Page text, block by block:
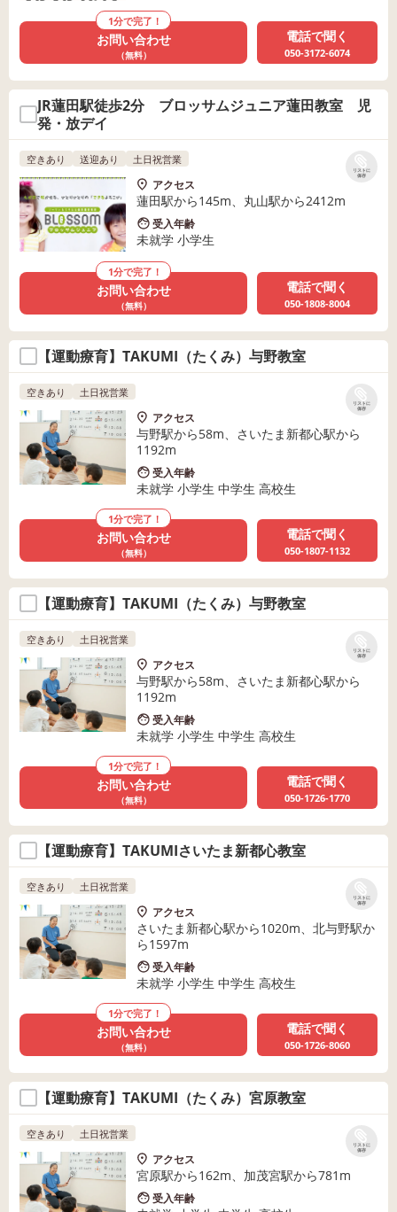
1分で完了！
お問い合わせ
（無料）
電話で聞く
050-3172-6074
JR蓮田駅徒歩2分 ブロッサムジュニア蓮田教室 児
発・放デイ
リストに
保存
空きあり 送迎あり 土日祝営業
アクセス
蓮田駅から145m、丸山駅から2412m
受入年齢
未就学 小学生
1分で完了！
お問い合わせ
（無料）
電話で聞く
050-1808-8004
【運動療育】TAKUMI（たくみ）与野教室
リストに
保存
空きあり 土日祝営業
アクセス
与野駅から58m、さいたま新都心駅から
1192m
受入年齢
未就学 小学生 中学生 高校生
1分で完了！
お問い合わせ
（無料）
電話で聞く
050-1807-1132
【運動療育】TAKUMI（たくみ）与野教室
リストに
保存
空きあり 土日祝営業
アクセス
与野駅から58m、さいたま新都心駅から
1192m
受入年齢
未就学 小学生 中学生 高校生
1分で完了！
お問い合わせ
（無料）
電話で聞く
050-1726-1770
【運動療育】TAKUMIさいたま新都心教室
リストに
保存
空きあり 土日祝営業
アクセス
さいたま新都心駅から1020m、北与野駅か
ら1597m
受入年齢
未就学 小学生 中学生 高校生
1分で完了！
お問い合わせ
（無料）
電話で聞く
050-1726-8060
【運動療育】TAKUMI（たくみ）宮原教室
リストに
保存
空きあり 土日祝営業
アクセス
宮原駅から162m、加茂宮駅から781m
受入年齢